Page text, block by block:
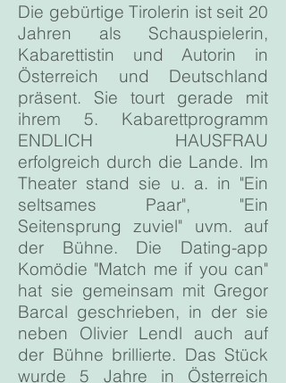
Die gebürtige Tirolerin ist seit 20
Jahren als Schauspielerin,
Kabarettistin und Autorin in
Österreich und Deutschland
präsent. Sie tourt gerade mit
ihrem 5. Kabarettprogramm
ENDLICH HAUSFRAU
erfolgreich durch die Lande. Im
Theater stand sie u. a. in "Ein
seltsames Paar", "Ein
Seitensprung zuviel" uvm. auf
der Bühne. Die Dating-app
Komödie "Match me if you can"
hat sie gemeinsam mit Gregor
Barcal geschrieben, in der sie
neben Olivier Lendl auch auf
der Bühne brillierte. Das Stück
wurde 5 Jahre in Österreich